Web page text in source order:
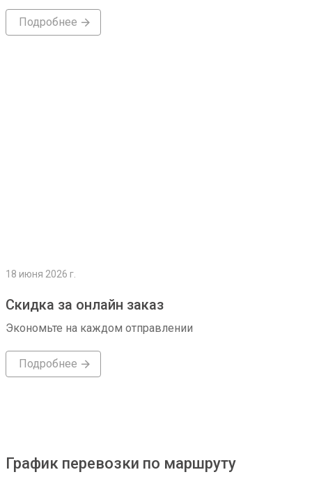
Подробнее
18 июня 2026 г.
Скидка за онлайн заказ
Экономьте на каждом отправлении
Подробнее
График перевозки по маршруту